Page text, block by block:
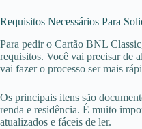
Requisitos Necessários Para
Para pedir o Cartão BNL
requisitos. Você vai precisar de
vai fazer o processo ser mais
Os principais itens são
renda e residência. É muito
atualizados e fáceis de ler.